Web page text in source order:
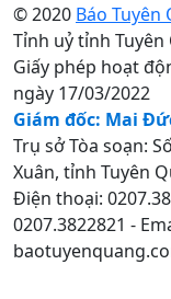
© 2020 Báo Tuyên
Tỉnh uỷ tỉnh Tuyên
Giấy phép hoạt
ngày 17/03/2022
Giám đốc: Mai
Trụ sở Tòa soạn:
Xuân, tỉnh Tuyên
Điện thoại:
0207.3822821 -